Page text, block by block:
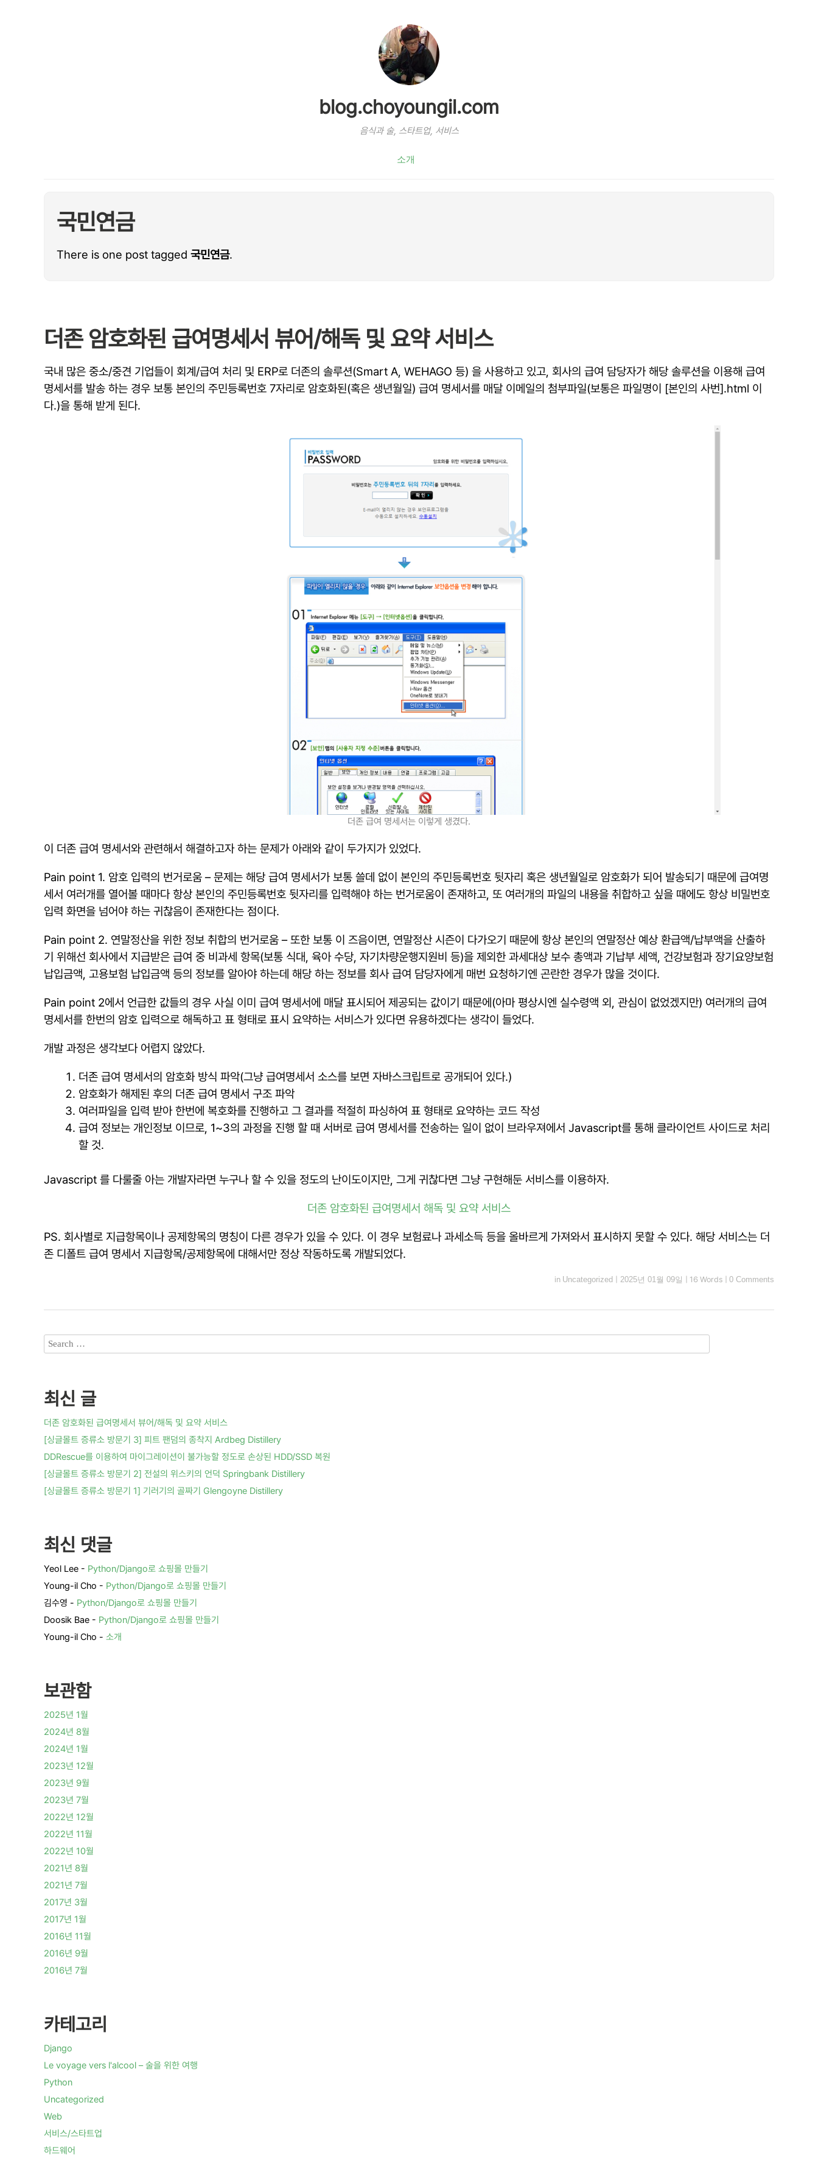
blog.choyoungil.com
음식과 술, 스타트업, 서비스
소개
국민연금
There is one post tagged 국민연금.
더존 암호화된 급여명세서 뷰어/해독 및 요약 서비스
국내 많은 중소/중견 기업들이 회계/급여 처리 및 ERP로 더존의 솔루션(Smart A, WEHAGO 등) 을 사용하고 있고, 회사의 급여 담당자가 해당 솔루션을 이용해 급여
명세서를 발송 하는 경우 보통 본인의 주민등록번호 7자리로 암호화된(혹은 생년월일) 급여 명세서를 매달 이메일의 첨부파일(보통은 파일명이 [본인의 사번].html 이
다.)을 통해 받게 된다.
더존 급여 명세서는 이렇게 생겼다.
이 더존 급여 명세서와 관련해서 해결하고자 하는 문제가 아래와 같이 두가지가 있었다.
Pain point 1. 암호 입력의 번거로움 – 문제는 해당 급여 명세서가 보통 쓸데 없이 본인의 주민등록번호 뒷자리 혹은 생년월일로 암호화가 되어 발송되기 때문에 급여명
세서 여러개를 열어볼 때마다 항상 본인의 주민등록번호 뒷자리를 입력해야 하는 번거로움이 존재하고, 또 여러개의 파일의 내용을 취합하고 싶을 때에도 항상 비밀번호
입력 화면을 넘어야 하는 귀찮음이 존재한다는 점이다.
Pain point 2. 연말정산을 위한 정보 취합의 번거로움 – 또한 보통 이 즈음이면, 연말정산 시즌이 다가오기 때문에 항상 본인의 연말정산 예상 환급액/납부액을 산출하
기 위해선 회사에서 지급받은 급여 중 비과세 항목(보통 식대, 육아 수당, 자기차량운행지원비 등)을 제외한 과세대상 보수 총액과 기납부 세액, 건강보험과 장기요양보험
납입금액, 고용보험 납입금액 등의 정보를 알아야 하는데 해당 하는 정보를 회사 급여 담당자에게 매번 요청하기엔 곤란한 경우가 많을 것이다.
Pain point 2에서 언급한 값들의 경우 사실 이미 급여 명세서에 매달 표시되어 제공되는 값이기 때문에(아마 평상시엔 실수령액 외, 관심이 없었겠지만) 여러개의 급여
명세서를 한번의 암호 입력으로 해독하고 표 형태로 표시 요약하는 서비스가 있다면 유용하겠다는 생각이 들었다.
개발 과정은 생각보다 어렵지 않았다.
더존 급여 명세서의 암호화 방식 파악(그냥 급여명세서 소스를 보면 자바스크립트로 공개되어 있다.)
암호화가 해제된 후의 더존 급여 명세서 구조 파악
여러파일을 입력 받아 한번에 복호화를 진행하고 그 결과를 적절히 파싱하여 표 형태로 요약하는 코드 작성
급여 정보는 개인정보 이므로, 1~3의 과정을 진행 할 때 서버로 급여 명세서를 전송하는 일이 없이 브라우져에서 Javascript를 통해 클라이언트 사이드로 처리
할 것.
Javascript 를 다룰줄 아는 개발자라면 누구나 할 수 있을 정도의 난이도이지만, 그게 귀찮다면 그냥 구현해둔 서비스를 이용하자.
더존 암호화된 급여명세서 해독 및 요약 서비스
PS. 회사별로 지급항목이나 공제항목의 명칭이 다른 경우가 있을 수 있다. 이 경우 보험료나 과세소득 등을 올바르게 가져와서 표시하지 못할 수 있다. 해당 서비스는 더
존 디폴트 급여 명세서 지급항목/공제항목에 대해서만 정상 작동하도록 개발되었다.
in Uncategorized 2025년 01월 09일 16 Words 0 Comments
최신 글
더존 암호화된 급여명세서 뷰어/해독 및 요약 서비스
[싱글몰트 증류소 방문기 3] 피트 팬덤의 종착지 Ardbeg Distillery
DDRescue를 이용하여 마이그레이션이 불가능할 정도로 손상된 HDD/SSD 복원
[싱글몰트 증류소 방문기 2] 전설의 위스키의 언덕 Springbank Distillery
[싱글몰트 증류소 방문기 1] 기러기의 골짜기 Glengoyne Distillery
최신 댓글
Yeol Lee - Python/Django로 쇼핑몰 만들기
Young-il Cho - Python/Django로 쇼핑몰 만들기
김수영 - Python/Django로 쇼핑몰 만들기
Doosik Bae - Python/Django로 쇼핑몰 만들기
Young-il Cho - 소개
보관함
2025년 1월
2024년 8월
2024년 1월
2023년 12월
2023년 9월
2023년 7월
2022년 12월
2022년 11월
2022년 10월
2021년 8월
2021년 7월
2017년 3월
2017년 1월
2016년 11월
2016년 9월
2016년 7월
카테고리
Django
Le voyage vers l'alcool – 술을 위한 여행
Python
Uncategorized
Web
서비스/스타트업
하드웨어